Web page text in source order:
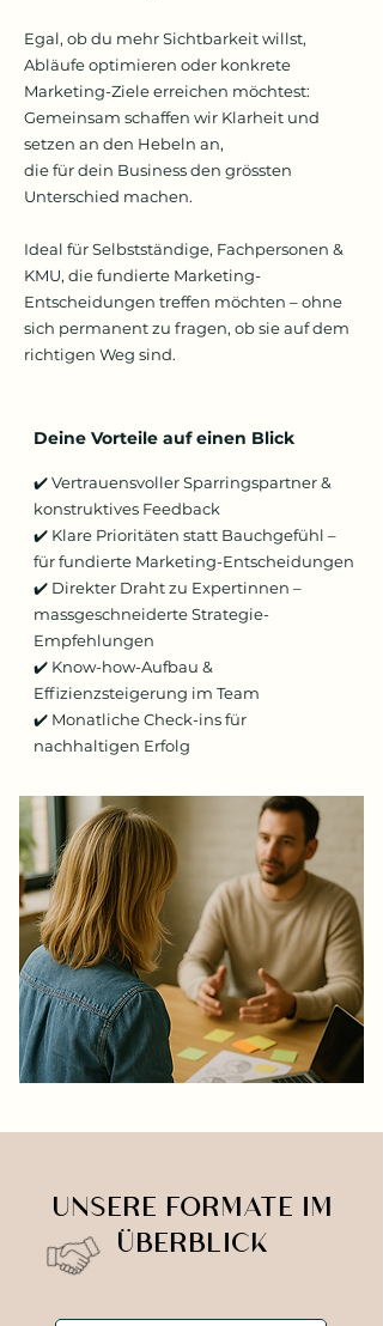
Egal, ob du mehr Sichtbarkeit willst,
Abläufe optimieren oder konkrete
Marketing-Ziele erreichen möchtest:
Gemeinsam schaffen wir Klarheit und
setzen an den Hebeln an,
die für dein Business den grössten
Unterschied machen.
Ideal für Selbstständige, Fachpersonen &
KMU, die fundierte Marketing-
Entscheidungen treffen möchten – ohne
sich permanent zu fragen, ob sie auf dem
richtigen Weg sind.
Deine Vorteile auf einen Blick
✔️ Vertrauensvoller Sparringspartner &
konstruktives Feedback
✔️ Klare Prioritäten statt Bauchgefühl –
für fundierte Marketing-Entscheidungen
✔️ Direkter Draht zu Expertinnen –
massgeschneiderte Strategie-
Empfehlungen
✔️ Know-how-Aufbau &
Effizienzsteigerung im Team
✔️ Monatliche Check-ins für
nachhaltigen Erfolg
UNSERE FORMATE IM
ÜBERBLICK